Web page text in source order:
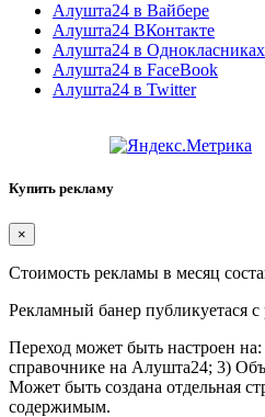
Алушта24 в Вайбере
Алушта24 ВКонтакте
Алушта24 в Однокласниках
Алушта24 в FaceBook
Алушта24 в Twitter
Купить рекламу
×
Стоимость рекламы в месяц
Рекламный банер публикуетася
Переход может быть настроен
справочнике на Алушта24; 3)
Может быть создана отдельная
содержимым.